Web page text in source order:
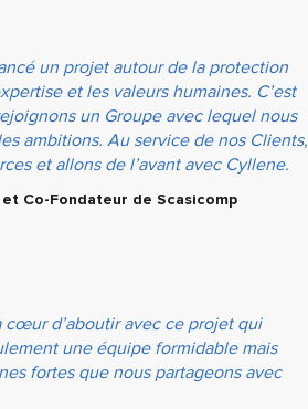
un projet autour de la protection
et les valeurs humaines. C’est
un Groupe avec lequel nous
ambitions. Au service de nos Clients,
et allons de l’avant avec Cyllene.
et Co-Fondateur de Scasicomp
cœur d’aboutir avec ce projet qui
une équipe formidable mais
fortes que nous partageons avec